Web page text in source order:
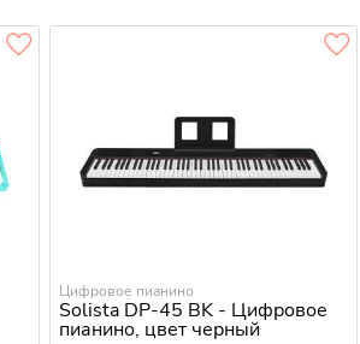
Цифровое пианино
Solista DP-45 BK - Цифровое
пианино, цвет черный